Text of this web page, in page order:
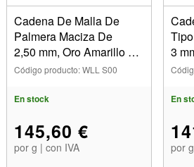
Cadena De Malla De
Palmera Maciza De
2,50 mm, Oro Amarillo De
18 K. Ref. 00701
Código producto: WLL S00
En stock
145,60 €
por g | con IVA
3
En
por